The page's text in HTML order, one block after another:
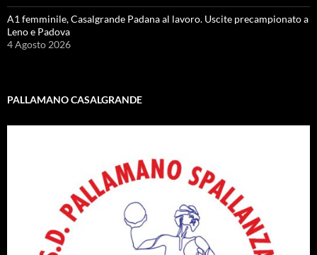
A1 femminile, Casalgrande Padana al lavoro. Uscite precampionato a
Leno e Padova
4 Agosto 2026
PALLAMANO CASALGRANDE